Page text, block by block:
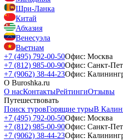
Шри-Ланка
Китай
Абхазия
Венесуэла
Вьетнам
+7 (495) 792-00-50Офис: Москва
+7 (812) 985-00-90Офис: Санкт-
+7 (9062) 38-44-23Офис:
О Buroshka.ru
О насКонтактыРейтингиОтзывы
Путешествовать
Поиск туровГорящие турыВ
+7 (495) 792-00-50Офис: Москва
+7 (812) 985-00-90Офис: Санкт-
+7 (9062) 38-44-23Офис: